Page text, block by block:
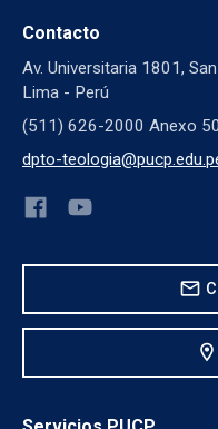
Contacto
Av. Universitaria 1801,
Lima - Perú
(511) 626-2000 Anexo
dpto-
mail
location_on